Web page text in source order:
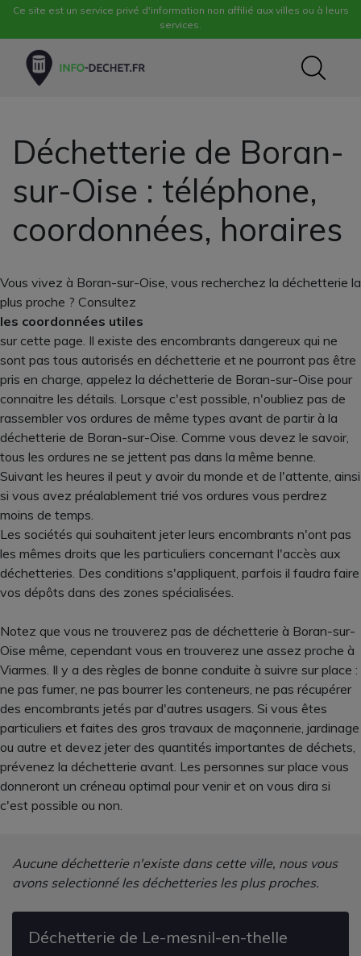
Ce site est un service privé d'information non affilié aux villes ou à leurs
services.
Déchetterie de Boran-
sur-Oise : téléphone,
coordonnées, horaires
Vous vivez à Boran-sur-Oise, vous recherchez la déchetterie la
plus proche ? Consultez
les coordonnées utiles
sur cette page. Il existe des encombrants dangereux qui ne
sont pas tous autorisés en déchetterie et ne pourront pas être
pris en charge, appelez la déchetterie de Boran-sur-Oise pour
connaitre les détails. Lorsque c'est possible, n'oubliez pas de
rassembler vos ordures de même types avant de partir à la
déchetterie de Boran-sur-Oise. Comme vous devez le savoir,
tous les ordures ne se jettent pas dans la même benne.
Suivant les heures il peut y avoir du monde et de l'attente, ainsi
si vous avez préalablement trié vos ordures vous perdrez
moins de temps.
Les sociétés qui souhaitent jeter leurs encombrants n'ont pas
les mêmes droits que les particuliers concernant l'accès aux
déchetteries. Des conditions s'appliquent, parfois il faudra faire
vos dépôts dans des zones spécialisées.
Notez que vous ne trouverez pas de déchetterie à Boran-sur-
Oise même, cependant vous en trouverez une assez proche à
Viarmes. Il y a des règles de bonne conduite à suivre sur place :
ne pas fumer, ne pas bourrer les conteneurs, ne pas récupérer
des encombrants jetés par d'autres usagers. Si vous êtes
particuliers et faites des gros travaux de maçonnerie, jardinage
ou autre et devez jeter des quantités importantes de déchets,
prévenez la déchetterie avant. Les personnes sur place vous
donneront un créneau optimal pour venir et on vous dira si
c'est possible ou non.
Aucune déchetterie n'existe dans cette ville, nous vous
avons selectionné les déchetteries les plus proches.
Déchetterie de Le-mesnil-en-thelle